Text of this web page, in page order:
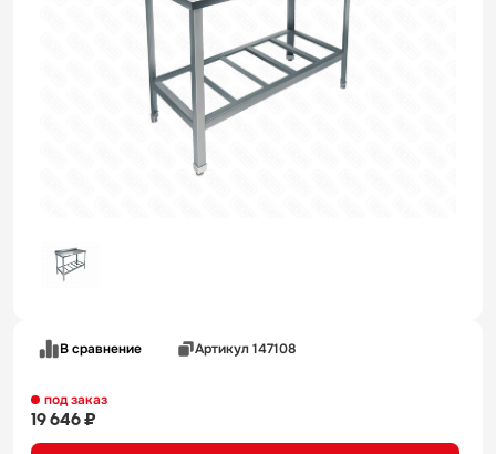
В сравнение Артикул 147108
под заказ
19 646 ₽